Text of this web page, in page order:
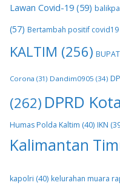
Lawan Covid-19 (59)
(57) Bertambah positif covid19
KALTIM (256)
Corona (31) Dandim0905 (34)
(262) DPRD
Humas Polda Kaltim (40) IKN
Kalimantan
kapolri (40) kelurahan muara